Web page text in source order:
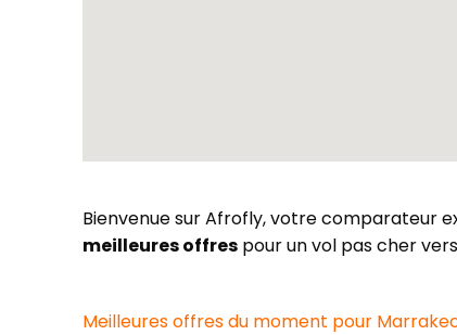
Bienvenue sur Afrofly, votre comparateur
meilleures offres pour un vol pas cher
Meilleures offres du moment pour